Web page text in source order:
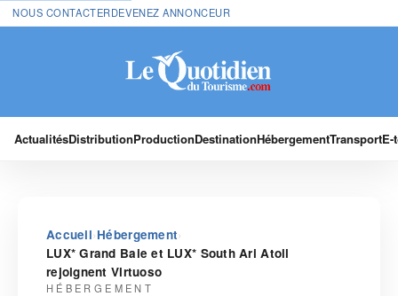
NOUS CONTACTERDEVENEZ ANNONCEUR
ActualitésDistributionProductionDestinationHébergementTransport
Accueil›Hébergement›
LUX* Grand Baie et LUX* South Ari Atoll
rejoignent Virtuoso
HÉBERGEMENT